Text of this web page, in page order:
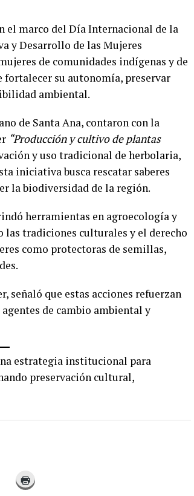
el marco del Día Internacional de la
y Desarrollo de las Mujeres
de comunidades indígenas y de
su autonomía, preservar
ambiental.
de Santa Ana, contaron con la
“Producción y cultivo de plantas
y uso tradicional de herbolaria,
iniciativa busca rescatar saberes
la biodiversidad de la región.
herramientas en agroecología y
las tradiciones culturales y el derecho
como protectoras de semillas,
señaló que estas acciones refuerzan
de cambio ambiental y
estrategia institucional para
preservación cultural,